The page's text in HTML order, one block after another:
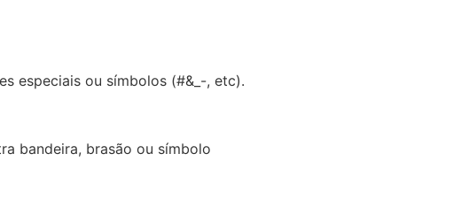
especiais ou símbolos (#&_-, etc).
bandeira, brasão ou símbolo